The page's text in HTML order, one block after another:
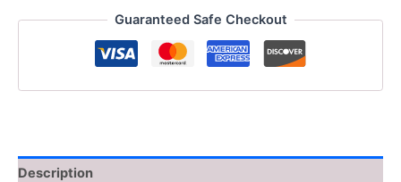
بدون
عالية،
فضفاضة
Guaranteed Safe Checkout
Description